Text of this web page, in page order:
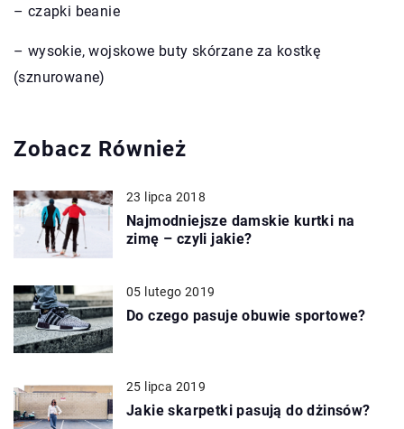
– czapki beanie
– wysokie, wojskowe buty skórzane za kostkę
(sznurowane)
Zobacz Również
23 lipca 2018
Najmodniejsze damskie kurtki na
zimę – czyli jakie?
05 lutego 2019
Do czego pasuje obuwie sportowe?
25 lipca 2019
Jakie skarpetki pasują do dżinsów?